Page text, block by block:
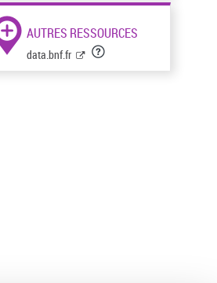
AUTRES RESSOURCES
data.bnf.fr